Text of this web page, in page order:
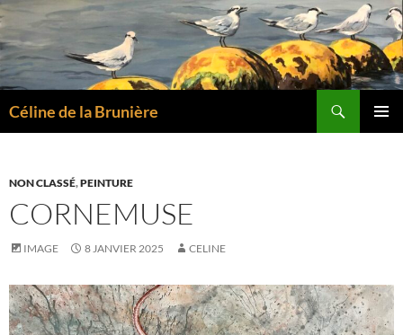
Aller
au
contenu
Céline de la Brunière
NON CLASSÉ,PEINTURE
CORNEMUSE
IMAGE 8 JANVIER 2025 CELINE